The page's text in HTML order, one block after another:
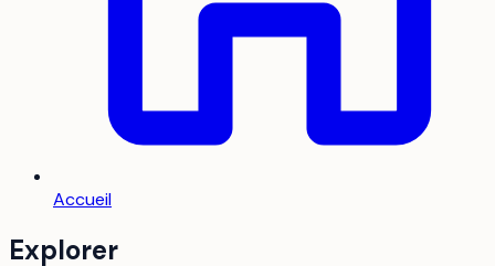
Accueil
Explorer